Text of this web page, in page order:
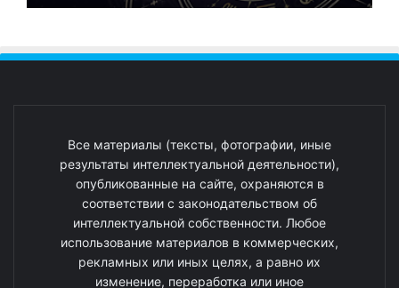
Все материалы (тексты, фотографии, иные
результаты интеллектуальной деятельности),
опубликованные на сайте, охраняются в
соответствии с законодательством об
интеллектуальной собственности. Любое
использование материалов в коммерческих,
рекламных или иных целях, а равно их
изменение, переработка или иное